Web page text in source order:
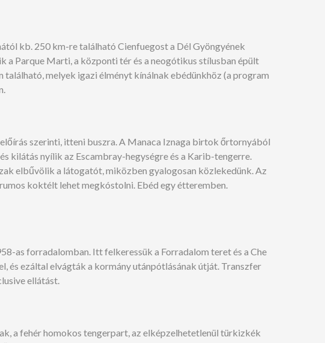
kb. 250 km-re található Cienfuegost a Dél Gyöngyének
Parque Marti, a központi tér és a neogótikus stílusban épült
melyek igazi élményt kínálnak ebédünkhöz (a program
szerinti, itteni buszra. A Manaca Iznaga birtok őrtornyából
kilátás nyílik az Escambray-hegységre és a Karib-tengerre.
elbűvölik a látogatót, miközben gyalogosan közlekedünk. Az
koktélt lehet megkóstolni. Ebéd egy étteremben.
as forradalomban. Itt felkeressük a Forradalom teret és a Che
és ezáltal elvágták a kormány utánpótlásának útját. Transzfer
ellátást.
a fehér homokos tengerpart, az elképzelhetetlenül türkizkék